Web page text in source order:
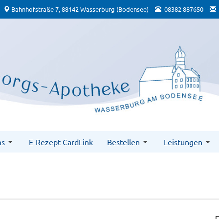
Bahnhofstraße 7, 88142 Wasserburg (Bodensee) 08382 887650
E-Rezept CardLink Bestellen Leistungen